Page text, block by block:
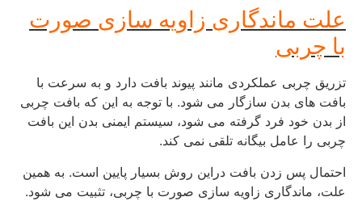
علت ماندگاری زاویه سازی صورت
با چربی
تزریق چربی عملکردی مانند پیوند بافت دارد و به سرعت با
بافت های بدن سازگار می شود. با توجه به این که بافت چربی
از بدن خود فرد گرفته می شود، سیستم ایمنی بدن این بافت
چربی را عامل بیگانه تلقی نمی کند.
احتمال پس زدن بافت دراین روش بسیار پایین است. به همین
علت، ماندگاری زاویه سازی صورت با چربی، تثبیت می شود.